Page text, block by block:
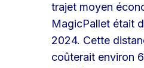
trajet moyen
MagicPallet était
2024. Cette
coûterait environ